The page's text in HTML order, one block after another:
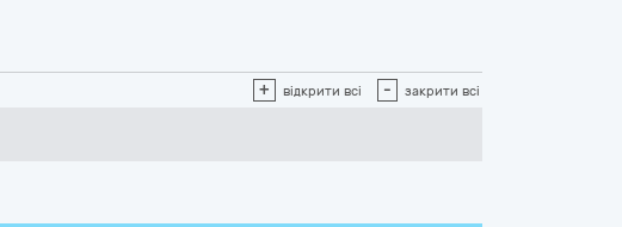
+ відкрити всі - закрити всі